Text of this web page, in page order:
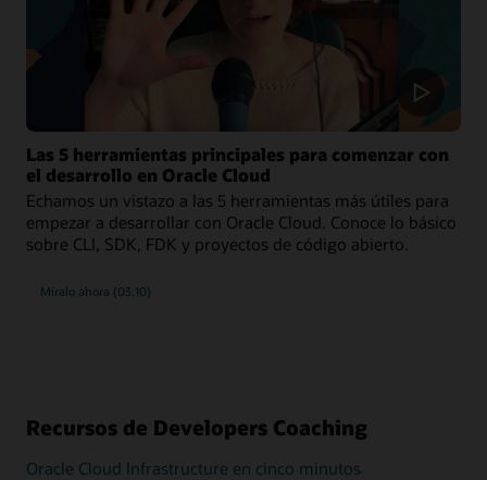
Las 5 herramientas principales para comenzar con
el desarrollo en Oracle Cloud
Echamos un vistazo a las 5 herramientas más útiles para
empezar a desarrollar con Oracle Cloud. Conoce lo básico
sobre CLI, SDK, FDK y proyectos de código abierto.
Míralo ahora (03:10)
Recursos de Developers Coaching
Oracle Cloud Infrastructure en cinco minutos